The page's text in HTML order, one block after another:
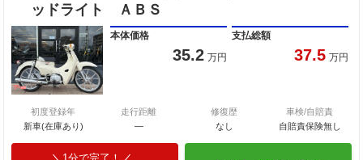
ッドライト ＡＢＳ
本体価格
35.2 万円
支払総額
37.5 万円
初度登録年
新車(在庫あり)
走行距離
―
修復歴
なし
車検/自賠責
自賠責保険無し